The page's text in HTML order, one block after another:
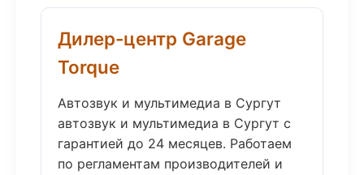
Дилер-центр Garage
Torque
Автозвук и мультимедиа в Сургут
автозвук и мультимедиа в Сургут с
гарантией до 24 месяцев. Работаем
по регламентам производителей и